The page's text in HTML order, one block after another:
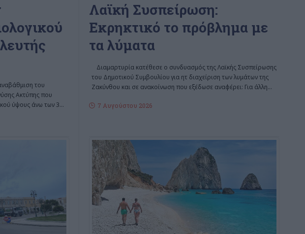
του
Ακτύπης που
ύψους άνω των 3…
Λαϊκή Συσπείρωση:
Εκρηκτικό το πρόβλημα με
τα λύματα
Διαμαρτυρία κατέθεσε ο συνδυασμός της Λαϊκής Συσπείρωσης
του Δημοτικού Συμβουλίου για ητ διαχείριση των λυμάτων της
Ζακύνθου και σε ανακοίνωση που εξέδωσε αναφέρει: Για άλλη…
7 Αυγούστου 2026